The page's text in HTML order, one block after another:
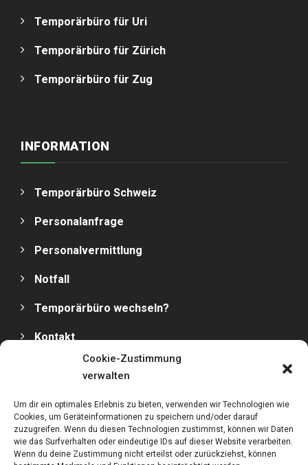
Cookie-Zustimmung
verwalten
Um dir ein optimales Erlebnis zu bieten, verwenden wir Technologien wie
Cookies, um Geräteinformationen zu speichern und/oder darauf
zuzugreifen. Wenn du diesen Technologien zustimmst, können wir Daten
wie das Surfverhalten oder eindeutige IDs auf dieser Website verarbeiten.
Wenn du deine Zustimmung nicht erteilst oder zurückziehst, können
Temporärbüro für Uri
Temporärbüro für Zürich
Temporärbüro für Zug
INFORMATION
Temporärbüro Schweiz
Personalanfrage
Personalvermittlung
Notfall
Temporärbüro wechseln?
Kontakt
Impressum